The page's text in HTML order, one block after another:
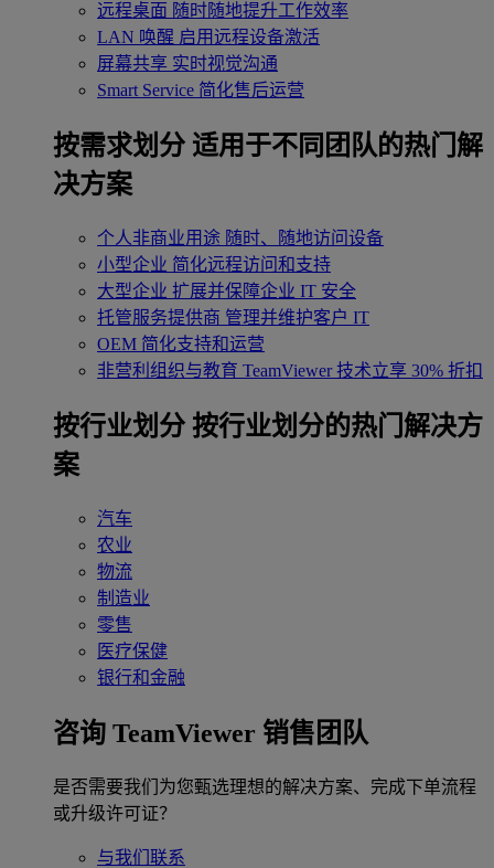
远程桌面 随时随地提升工作效率
LAN 唤醒 启用远程设备激活
屏幕共享 实时视觉沟通
Smart Service 简化售后运营
按需求划分 适用于不同团队的热门解
决方案
个人非商业用途 随时、随地访问设备
小型企业 简化远程访问和支持
大型企业 扩展并保障企业 IT 安全
托管服务提供商 管理并维护客户 IT
OEM 简化支持和运营
非营利组织与教育 TeamViewer 技术立享 30% 折扣
‌按行业划分 按行业划分的热门解决方
案
汽车
农业
物流
制造业
零售
医疗保健
银行和金融
咨询 TeamViewer 销售团队
是否需要我们为您甄选理想的解决方案、完成下单流程
或升级许可证？
与我们联系